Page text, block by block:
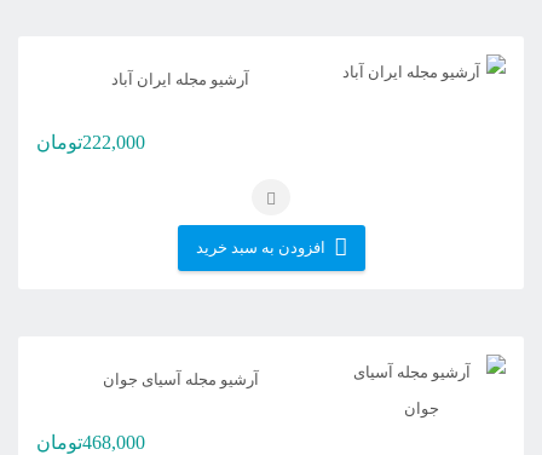
آرشیو مجله ایران آباد
222,000تومان
افزودن به سبد خرید
آرشیو مجله آسیای جوان
468,000تومان